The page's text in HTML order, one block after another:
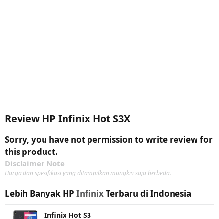
Review HP Infinix Hot S3X
Sorry, you have not permission to write review for
this product.
Disclaimer Note
Harga dan spesifikasi yang ditampilkan mungkin saja berbeda.
Lebih Banyak HP InfinixTerbaru di Indonesia
Infinix Hot S3